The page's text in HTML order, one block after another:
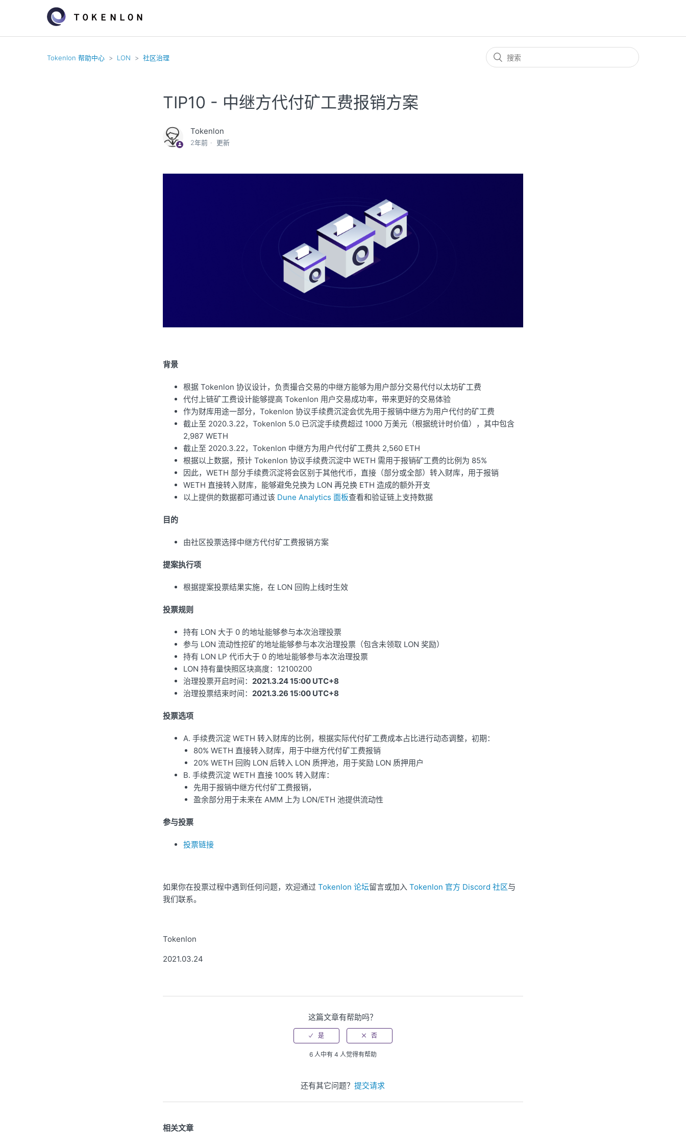
Tokenlon 帮助中心 LON 社区治理
TIP10 - 中继方代付矿工费报销方案
Tokenlon
2年前 更新
背景
根据 Tokenlon 协议设计，负责撮合交易的中继方能够为用户部分交易代付以太坊矿工费
代付上链矿工费设计能够提高 Tokenlon 用户交易成功率，带来更好的交易体验
作为财库用途一部分，Tokenlon 协议手续费沉淀会优先用于报销中继方为用户代付的矿工费
截止至 2020.3.22，Tokenlon 5.0 已沉淀手续费超过 1000 万美元（根据统计时价值），其中包含
2,987 WETH
截止至 2020.3.22，Tokenlon 中继方为用户代付矿工费共 2,560 ETH
根据以上数据，预计 Tokenlon 协议手续费沉淀中 WETH 需用于报销矿工费的比例为 85%
因此，WETH 部分手续费沉淀将会区别于其他代币，直接（部分或全部）转入财库，用于报销
WETH 直接转入财库，能够避免兑换为 LON 再兑换 ETH 造成的额外开支
以上提供的数据都可通过该 Dune Analytics 面板查看和验证链上支持数据
目的
由社区投票选择中继方代付矿工费报销方案
提案执行项
根据提案投票结果实施，在 LON 回购上线时生效
投票规则
持有 LON 大于 0 的地址能够参与本次治理投票
参与 LON 流动性挖矿的地址能够参与本次治理投票（包含未领取 LON 奖励）
持有 LON LP 代币大于 0 的地址能够参与本次治理投票
LON 持有量快照区块高度：12100200
治理投票开启时间： 2021.3.24 15:00 UTC+8
治理投票结束时间： 2021.3.26 15:00 UTC+8
投票选项
A. 手续费沉淀 WETH 转入财库的比例，根据实际代付矿工费成本占比进行动态调整，初期：
80% WETH 直接转入财库，用于中继方代付矿工费报销
20% WETH 回购 LON 后转入 LON 质押池，用于奖励 LON 质押用户
B. 手续费沉淀 WETH 直接 100% 转入财库：
先用于报销中继方代付矿工费报销，
盈余部分用于未来在 AMM 上为 LON/ETH 池提供流动性
参与投票
投票链接
如果你在投票过程中遇到任何问题，欢迎通过Tokenlon 论坛留言或加入Tokenlon 官方 Discord 社区与
我们联系。
Tokenlon
2021.03.24
这篇文章有帮助吗？
6 人中有 4 人觉得有帮助
还有其它问题？提交请求
相关文章